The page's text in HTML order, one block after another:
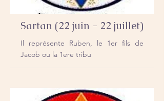
Sartan (22 juin - 22 juillet)
Il représente Ruben, le 1er fils de
Jacob ou la 1ere tribu